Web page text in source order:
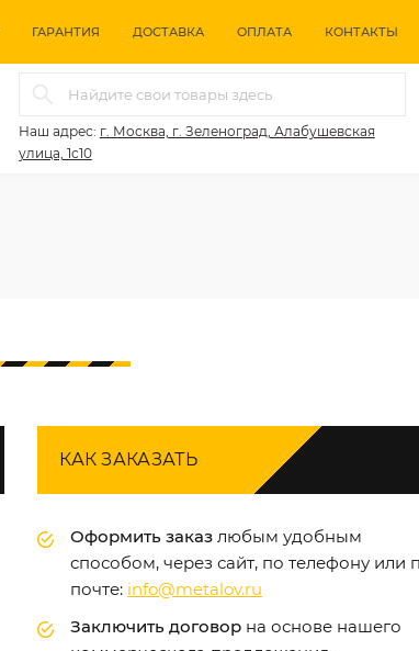
ГАРАНТИЯ ДОСТАВКА ОПЛАТА КОНТАКТЫ
Наш адрес: г. Москва, г. Зеленоград, Алабушевская
улица, 1с10
КАК ЗАКАЗАТЬ
Оформить заказ любым удобным
способом, через сайт, по телефону или
почте: info@metalov.ru
Заключить договор на основе нашего